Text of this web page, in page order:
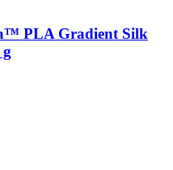
PLA Gradient Silk